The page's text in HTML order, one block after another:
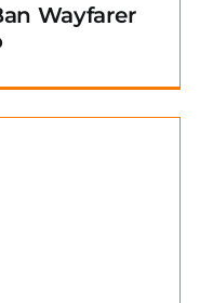
Wayfarer